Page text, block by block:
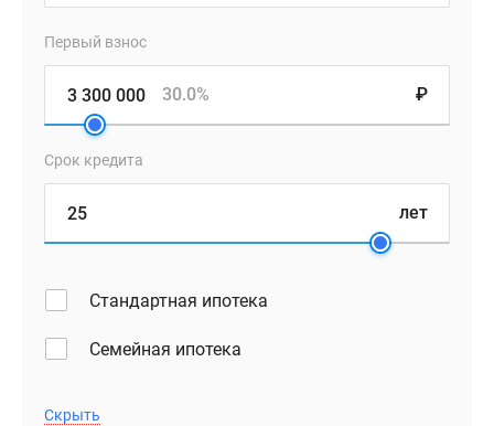
Первый взнос
₽
30.0%
Срок кредита
лет
Стандартная ипотека
Семейная ипотека
Скрыть